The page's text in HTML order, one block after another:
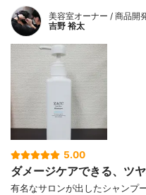
美容室オーナー / 商品開
吉野 裕太
5.00
ダメージケアできる、ツ
有名なサロンが出したシャンプ